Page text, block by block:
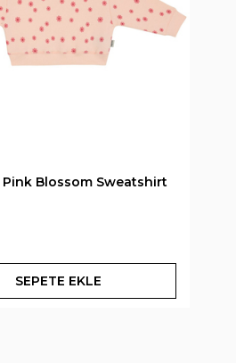
Blossom Sweatshirt
SEPETE EKLE